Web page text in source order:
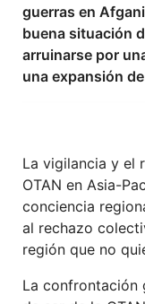
guerras en
buena situación
arruinarse por
una expansión
La vigilancia y el
OTAN en Asia-
conciencia
al rechazo
región que no
La confrontación